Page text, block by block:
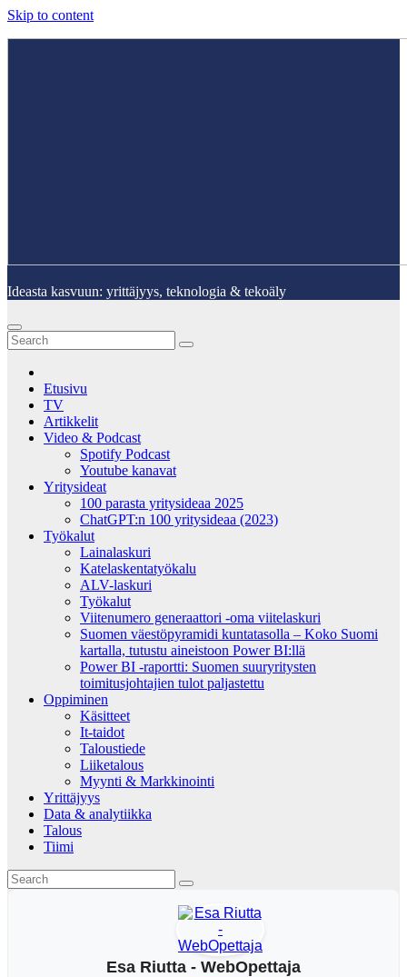
Skip to content
Ideasta kasvuun: yrittäjyys, teknologia & tekoäly
Etusivu
TV
Artikkelit
Video & Podcast
Spotify Podcast
Youtube kanavat
Yritysideat
100 parasta yritysideaa 2025
ChatGPT:n 100 yritysideaa (2023)
Työkalut
Lainalaskuri
Katelaskentatyökalu
ALV-laskuri
Työkalut
Viitenumero generaattori -oma viitelaskuri
Suomen väestöpyramidi kuntatasolla – Koko Suomi
kartalla, tutustu aineistoon Power BI:llä
Power BI -raportti: Suomen suuryritysten
toimitusjohtajien tulot paljastettu
Oppiminen
Käsitteet
It-taidot
Taloustiede
Liiketalous
Myynti & Markkinointi
Yrittäjyys
Data & analytiikka
Talous
Tiimi
Esa Riutta - WebOpettaja